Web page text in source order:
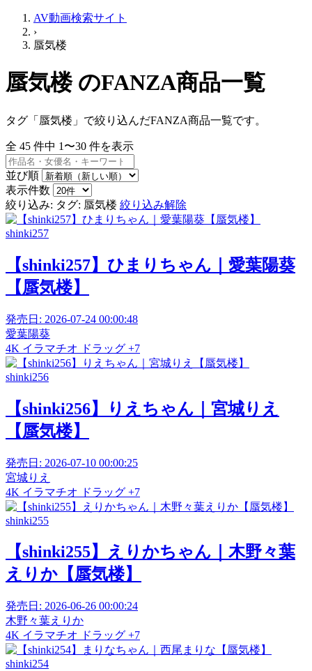
AV動画検索サイト
›
蜃気楼
蜃気楼 のFANZA商品一覧
タグ「蜃気楼」で絞り込んだFANZA商品一覧です。
全 45 件中 1〜30 件を表示
並び順
表示件数
絞り込み: タグ: 蜃気楼 絞り込み解除
shinki257
【shinki257】ひまりちゃん｜愛葉陽葵
【蜃気楼】
発売日: 2026-07-24 00:00:48
愛葉陽葵
4K イラマチオ ドラッグ +7
shinki256
【shinki256】りえちゃん｜宮城りえ
【蜃気楼】
発売日: 2026-07-10 00:00:25
宮城りえ
4K イラマチオ ドラッグ +7
shinki255
【shinki255】えりかちゃん｜木野々葉
えりか【蜃気楼】
発売日: 2026-06-26 00:00:24
木野々葉えりか
4K イラマチオ ドラッグ +7
shinki254